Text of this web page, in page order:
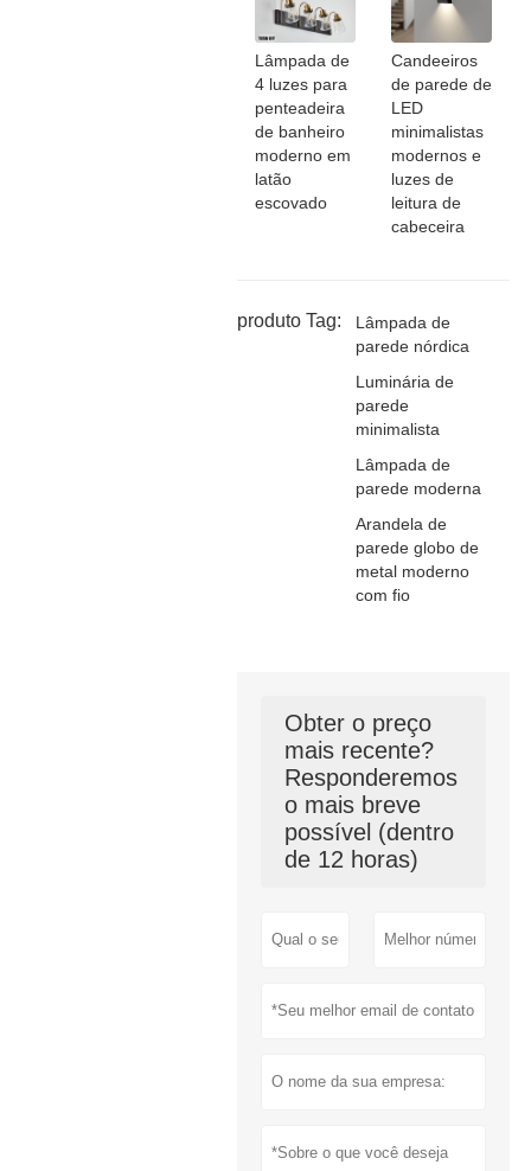
Lâmpada de
4 luzes para
penteadeira
de banheiro
moderno em
latão
escovado
Candeeiros
de parede de
LED
minimalistas
modernos e
luzes de
leitura de
cabeceira
produto Tag:
Lâmpada de
parede nórdica
Luminária de
parede
minimalista
Lâmpada de
parede moderna
Arandela de
parede globo de
metal moderno
com fio
Obter o preço
mais recente?
Responderemos
o mais breve
possível (dentro
de 12 horas)